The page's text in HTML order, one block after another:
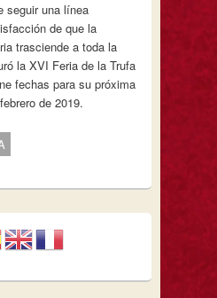
seguir una línea
de que la
trasciende a toda la
la XVI Feria de la Trufa
fechas para su próxima
de 2019.